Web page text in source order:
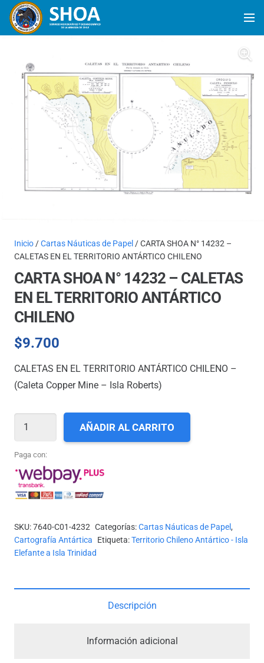
Inicio/Cartas Náuticas de Papel / CARTA SHOA N° 14232 –
CALETAS EN EL TERRITORIO ANTÁRTICO CHILENO
CARTA SHOA N° 14232 – CALETAS
EN EL TERRITORIO ANTÁRTICO
CHILENO
$9.700
CALETAS EN EL TERRITORIO ANTÁRTICO CHILENO –
(Caleta Copper Mine – Isla Roberts)
CARTA
N°
14232
EL
TERRITORIO
CHILENO
AÑADIR AL CARRITO
Paga con:
SKU:7640-C01-4232 Categorías:Cartas Náuticas de Papel,
Cartografía Antártica Etiqueta:Territorio Chileno Antártico - Isla
Elefante a Isla Trinidad
Descripción
Información adicional